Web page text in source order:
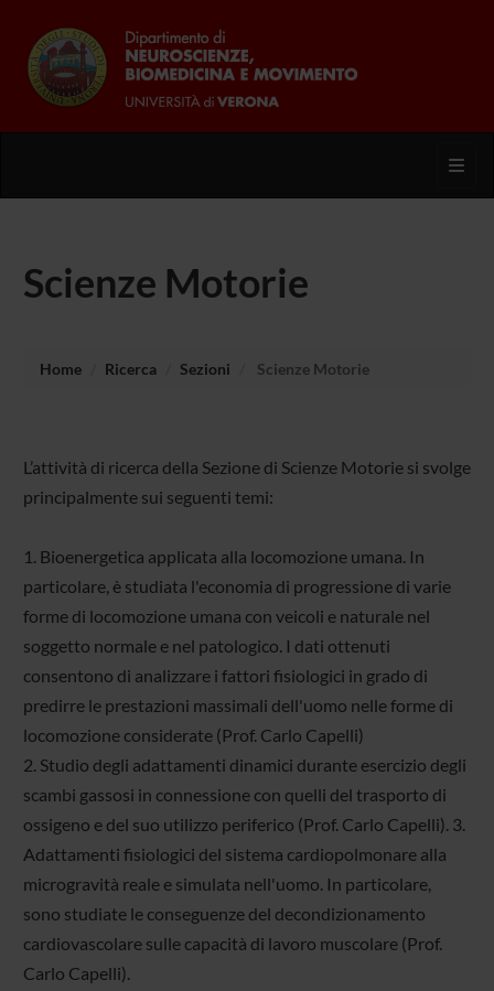
Scienze Motorie
Home Ricerca Sezioni Scienze Motorie
L’attività di ricerca della Sezione di Scienze Motorie si svolge
principalmente sui seguenti temi:
1. Bioenergetica applicata alla locomozione umana. In
particolare, è studiata l'economia di progressione di varie
forme di locomozione umana con veicoli e naturale nel
soggetto normale e nel patologico. I dati ottenuti
consentono di analizzare i fattori fisiologici in grado di
predirre le prestazioni massimali dell'uomo nelle forme di
locomozione considerate (Prof. Carlo Capelli)
2. Studio degli adattamenti dinamici durante esercizio degli
scambi gassosi in connessione con quelli del trasporto di
ossigeno e del suo utilizzo periferico (Prof. Carlo Capelli). 3.
Adattamenti fisiologici del sistema cardiopolmonare alla
microgravità reale e simulata nell'uomo. In particolare,
sono studiate le conseguenze del decondizionamento
cardiovascolare sulle capacità di lavoro muscolare (Prof.
Carlo Capelli).